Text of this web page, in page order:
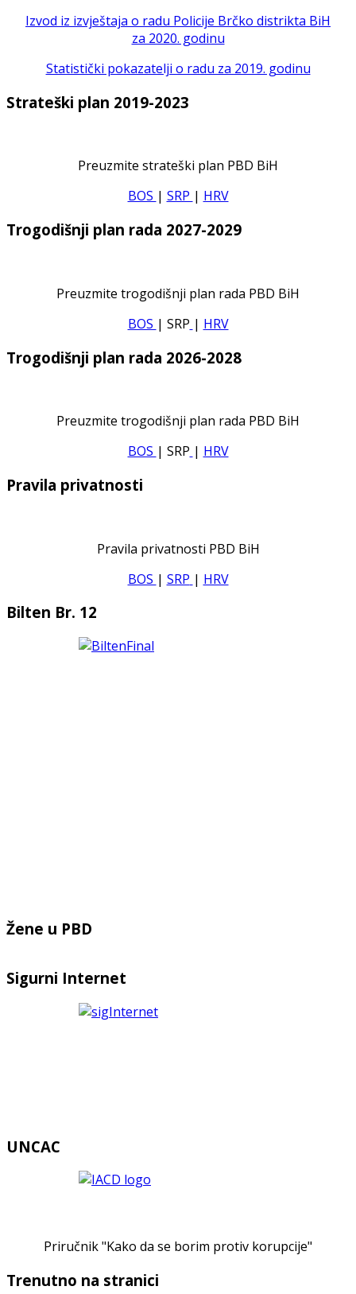
Izvod iz izvještaja o radu Policije Brčko distrikta BiH
za 2020. godinu
Statistički pokazatelji o radu za 2019. godinu
Strateški plan 2019-2023
Preuzmite strateški plan PBD BiH
BOS | SRP | HRV
Trogodišnji plan rada 2027-2029
Preuzmite trogodišnji plan rada PBD BiH
BOS | SRP | HRV
Trogodišnji plan rada 2026-2028
Preuzmite trogodišnji plan rada PBD BiH
BOS | SRP | HRV
Pravila privatnosti
Pravila privatnosti PBD BiH
BOS | SRP | HRV
Bilten Br. 12
Žene u PBD
Sigurni Internet
UNCAC
Priručnik "Kako da se borim protiv korupcije"
Trenutno na stranici